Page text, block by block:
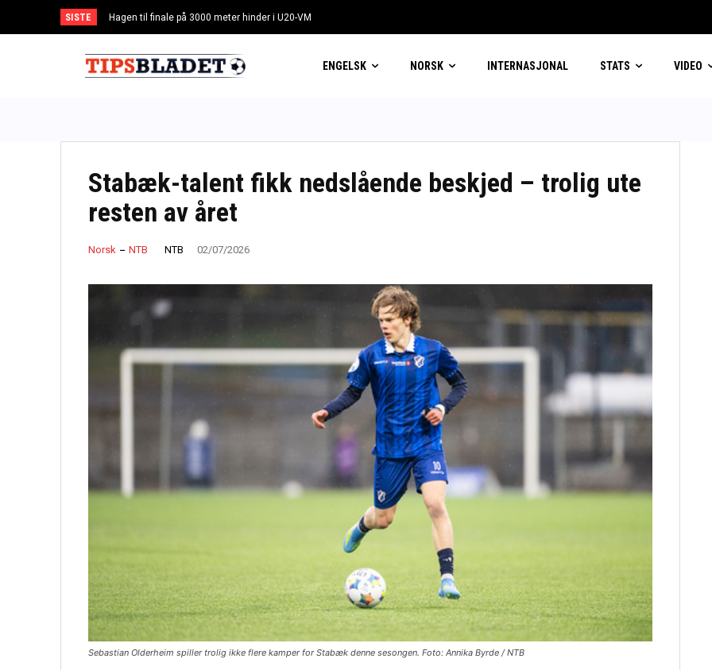
SISTE Hagen til finale på 3000 meter hinder i U20-VM
Schjelderup med mål og assist i Benfica-seier
ENGELSK NORSK INTERNASJONAL STATS VIDEO
Stabæk-talent fikk nedslående beskjed – trolig ute
resten av året
Norsk NTB NTB 02/07/2026
Sebastian Olderheim spiller trolig ikke flere kamper for Stabæk denne sesongen. Foto: Annika Byrde / NTB